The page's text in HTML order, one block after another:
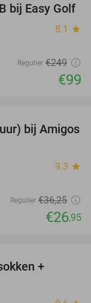
60%
bij Easy Golf
8.1 star
Regulier €249
€99
26%
bij Amigos
9.3 star
Regulier €36,25
€26,95
+